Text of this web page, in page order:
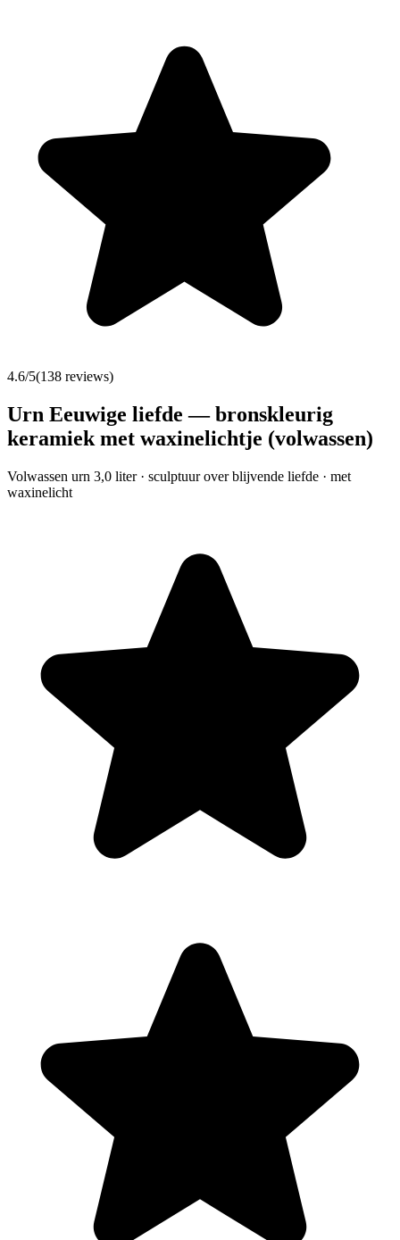
4.6/5(138 reviews)
Urn Eeuwige liefde — bronskleurig
keramiek met waxinelichtje (volwassen)
Volwassen urn 3,0 liter · sculptuur over blijvende liefde · met
waxinelicht